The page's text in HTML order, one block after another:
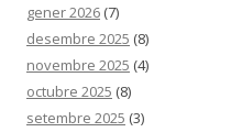
gener 2026 (7)
desembre 2025 (8)
novembre 2025 (4)
octubre 2025 (8)
setembre 2025 (3)